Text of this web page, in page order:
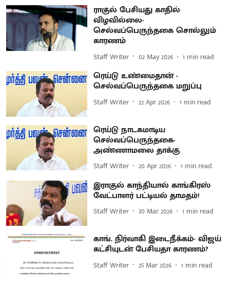
ராகுல் பேசியது காதில்
விழவில்லை-
செல்வப்பெருந்தகை சொல்லும்
காரணம்
Staff Writer 02 May 2026 1 min read
ரெய்டு உண்மைதான் -
செல்வப்பெருந்தகை மறுப்பு
Staff Writer 22 Apr 2026 1 min read
ரெய்டு நாடகமாடிய
செல்வப்பெருந்தகை-
அண்ணாமலை தாக்கு
Staff Writer 20 Apr 2026 1 min read
இராகுல் காந்தியால் காங்கிரஸ்
வேட்பாளர் பட்டியல் தாமதம்!
Staff Writer 30 Mar 2026 1 min read
காங். நிர்வாகி இடைநீக்கம்- விஜய்
கட்சியுடன் பேசியதா காரணம்?
Staff Writer 25 Mar 2026 1 min read